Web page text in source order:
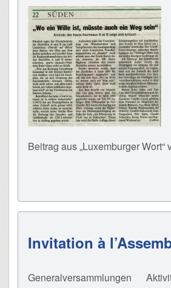
Beitrag aus „Luxemburger
Invitation à
Generalversammlungen